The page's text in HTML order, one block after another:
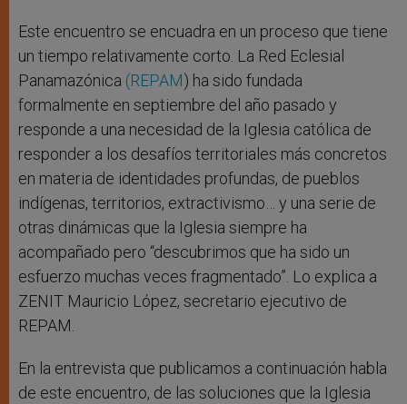
Este encuentro se encuadra en un proceso que tiene
un tiempo relativamente corto. La Red Eclesial
Panamazónica (REPAM) ha sido fundada
formalmente en septiembre del año pasado y
responde a una necesidad de la Iglesia católica de
responder a los desafíos territoriales más concretos
en materia de identidades profundas, de pueblos
indígenas, territorios, extractivismo… y una serie de
otras dinámicas que la Iglesia siempre ha
acompañado pero “descubrimos que ha sido un
esfuerzo muchas veces fragmentado”. Lo explica a
ZENIT Mauricio López, secretario ejecutivo de
REPAM.
En la entrevista que publicamos a continuación habla
de este encuentro, de las soluciones que la Iglesia